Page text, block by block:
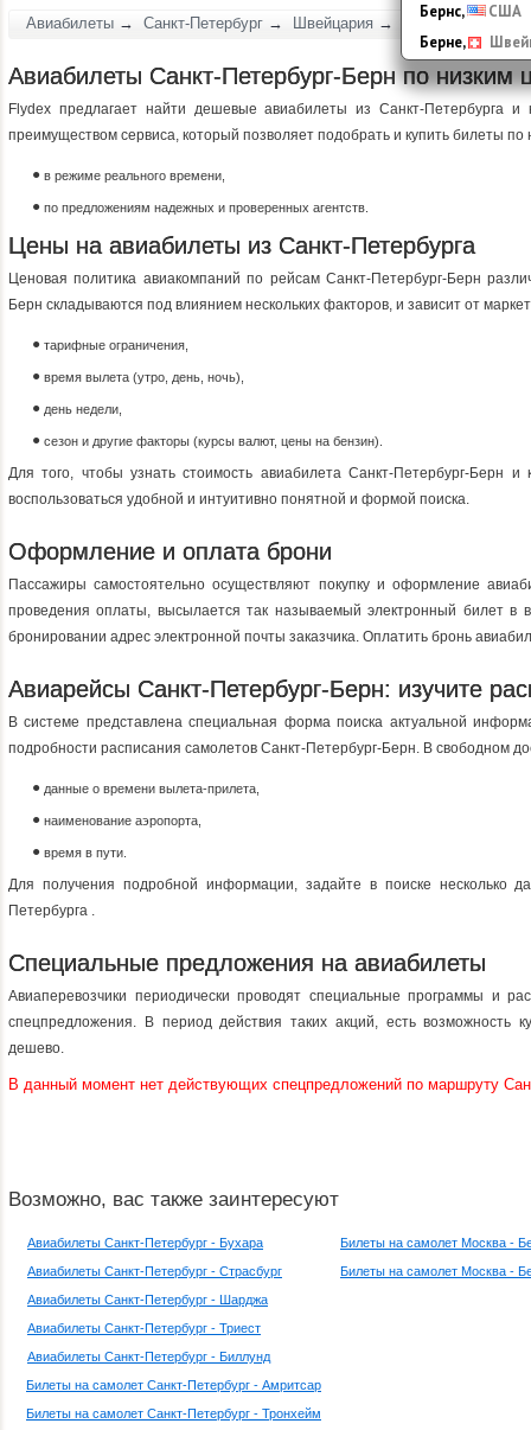
Авиабилеты → Санкт-Петербург → Швейцария →
Авиабилеты Санкт-Петербург-Берн по низким
Flydex предлагает найти дешевые авиабилеты из Санкт-Петербурга
преимуществом сервиса, который позволяет подобрать и купить билеты по
в режиме реального времени,
по предложениям надежных и проверенных агентств.
Цены на авиабилеты из Санкт-Петербурга
Ценовая политика авиакомпаний по рейсам Санкт-Петербург-Берн
Берн складываются под влиянием нескольких факторов, и зависит от
тарифные ограничения,
время вылета (утро, день, ночь),
день недели,
сезон и другие факторы (курсы валют, цены на бензин).
Для того, чтобы узнать стоимость авиабилета Санкт-Петербург-Берн
воспользоваться удобной и интуитивно понятной и формой поиска.
Оформление и оплата брони
Пассажиры самостоятельно осуществляют покупку и оформление
проведения оплаты, высылается так называемый электронный билет в
бронировании адрес электронной почты заказчика. Оплатить бронь
Авиарейсы Санкт-Петербург-Берн: изучите
В системе представлена специальная форма поиска актуальной
подробности расписания самолетов Санкт-Петербург-Берн. В свободном
данные о времени вылета-прилета,
наименование аэропорта,
время в пути.
Для получения подробной информации, задайте в поиске несколько
Петербурга .
Специальные предложения на авиабилеты
Авиаперевозчики периодически проводят специальные программы и
спецпредложения. В период действия таких акций, есть возможность
дешево.
В данный момент нет действующих спецпредложений по маршруту
Возможно, вас также заинтересуют
Авиабилеты Санкт-Петербург - Бухара
Авиабилеты Санкт-Петербург - Страсбург
Авиабилеты Санкт-Петербург - Шарджа
Авиабилеты Санкт-Петербург - Триест
Авиабилеты Санкт-Петербург - Биллунд
Билеты на самолет Санкт-Петербург - Амритсар
Билеты на самолет Санкт-Петербург - Тронхейм
Билеты на самолет Москва -
Билеты на самолет Москва -
Бернс,
США
Берне,